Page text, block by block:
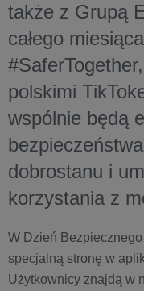
także z Grupą
całego
polskimi
wspólnie będą
dobrostanu i
korzystania z
W Dzień Bezpiecznego
specjalną stronę w
Użytkownicy znajdą w